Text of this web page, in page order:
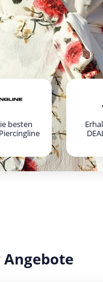
besten
Angebote